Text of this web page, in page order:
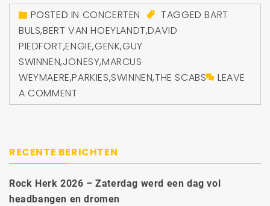
POSTED IN CONCERTEN TAGGEDBART
BULS,BERT VAN HOEYLANDT,DAVID
PIEDFORT,ENGIE,GENK,GUY
SWINNEN,JONESY,MARCUS
WEYMAERE,PARKIES,SWINNEN,THE SCABS
LEAVE
A COMMENT
RECENTE BERICHTEN
Rock Herk 2026 – Zaterdag werd een dag vol
headbangen en dromen